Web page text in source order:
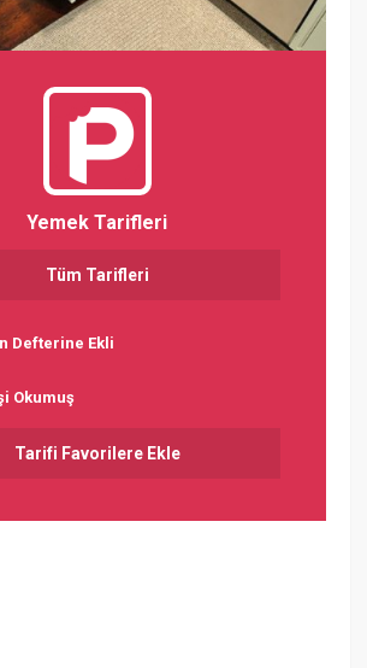
Yemek Tarifleri
Tüm Tarifleri
Defterine Ekli
Okumuş
Tarifi Favorilere Ekle